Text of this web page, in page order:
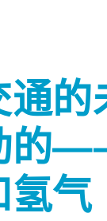
通的
的
氢气